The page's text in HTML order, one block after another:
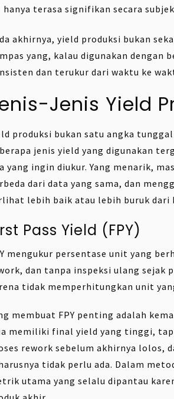
hanya terasa signifikan secara
akhirnya, yield produksi bukan
yang, kalau digunakan dengan
dan terukur dari waktu ke
Jenis Yield
produksi bukan satu angka
jenis yield yang digunakan
yang ingin diukur. Yang menarik,
dari data yang sama, dan
lebih baik atau lebih buruk dari
Pass Yield (FPY)
mengukur persentase unit yang
dan tanpa inspeksi ulang sejak
tidak memperhitungkan unit
membuat FPY penting adalah
memiliki final yield yang tinggi,
rework sebelum akhirnya lolos,
tidak perlu ada. Dalam
utama yang selalu dipantau